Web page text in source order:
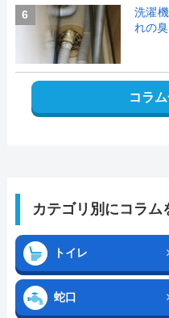
6
洗濯
れの
コラ
カテゴリ別にコラム
トイレ
蛇口